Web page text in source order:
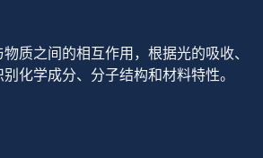
质之间的相互作用，根据光的吸收、
化学成分、分子结构和材料特性。